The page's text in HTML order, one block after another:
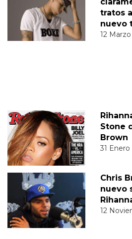
tratos
nuevo
12 Marzo
Stone
Brown
31 Enero
Chris
nuevo
12